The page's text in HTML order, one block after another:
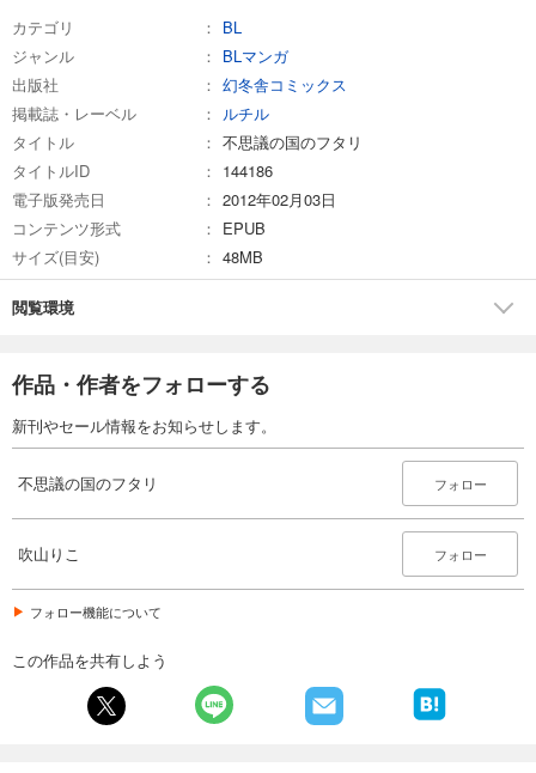
カテゴリ
BL
ジャンル
BLマンガ
出版社
幻冬舎コミックス
掲載誌・レーベル
ルチル
タイトル
不思議の国のフタリ
タイトルID
144186
電子版発売日
2012年02月03日
コンテンツ形式
EPUB
サイズ(目安)
48MB
閲覧環境
作品・作者をフォローする
新刊やセール情報をお知らせします。
不思議の国のフタリ フォロー
吹山りこ フォロー
フォロー機能について
この作品を共有しよう